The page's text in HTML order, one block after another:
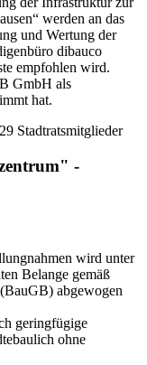
werden an das
und Wertung der
dibauco
empfohlen wird.
GmbH als
hat.
Stadtratsmitglieder
-
wird unter
Belange gemäß
abgewogen
geringfügige
ohne